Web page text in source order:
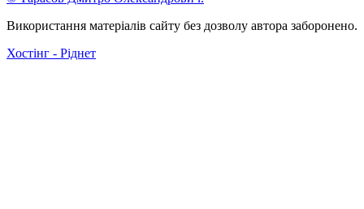
Використання матеріалів сайту без дозволу автора заборонено.
Хостінг - Ріднет